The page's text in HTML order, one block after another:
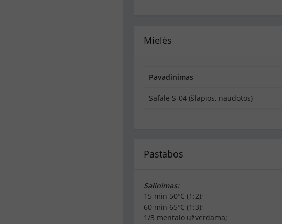
Mielės
Pavadinimas
Safale S-04 (šlapios, naudotos)
Pastabos
Salinimas:
15 min 50ºC (1:2);
60 min 65ºC (1:3);
1/3 mentalo užverdama;